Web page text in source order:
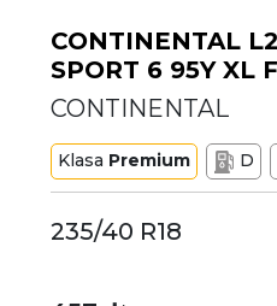
CONTINENTAL
SPORT 6 95Y XL
CONTINENTAL
Klasa Premium D
235/40 R18